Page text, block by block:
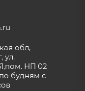
обл,
ул.
НП 02
будням с